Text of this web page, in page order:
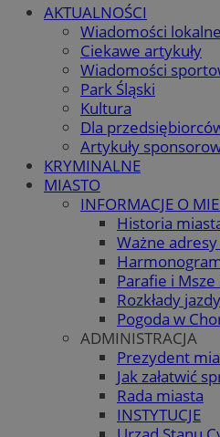
AKTUALNOŚCI
Wiadomości lokalne
Ciekawe artykuły
Wiadomości
Park Śląski
Kultura
Dla
Artykuły
KRYMINALNE
MIASTO
INFORMACJE O
Historia
Ważne
Parafie i
Rozkłady
Pogoda w
ADMINISTRACJA
Prezydent
Jak załatwić
Rada miasta
INSTYTUCJE